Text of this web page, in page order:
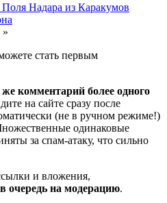
Надара из Каракумов
»
стать первым
комментарий более одного
на сайте сразу после
(не в ручном режиме!)
одинаковые
за спам-атаку, что сильно
и вложения,
в очередь на модерацию.